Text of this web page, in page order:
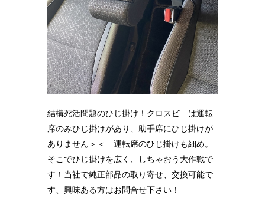
結構死活問題のひじ掛け！クロスビ―は運転
席のみひじ掛けがあり、助手席にひじ掛けが
ありません＞＜ 運転席のひじ掛けも細め。
そこでひじ掛けを広く、しちゃおう大作戦で
す！当社で純正部品の取り寄せ、交換可能で
す、興味ある方はお問合せ下さい！